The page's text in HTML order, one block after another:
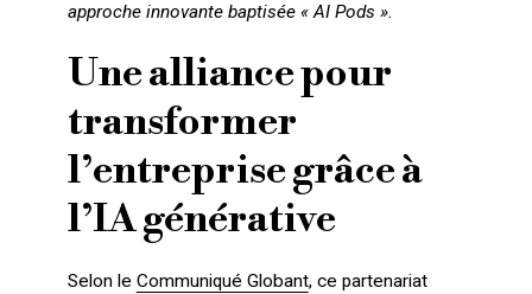
approche innovante baptisée « AI Pods ».
Une alliance pour
transformer
l’entreprise grâce à
l’IA générative
Selon le Communiqué Globant, ce partenariat